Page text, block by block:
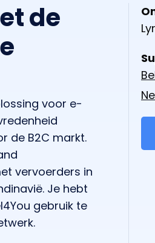
de
voor e-
de B2C markt.
vervoerders in
Je hebt
gebruik te